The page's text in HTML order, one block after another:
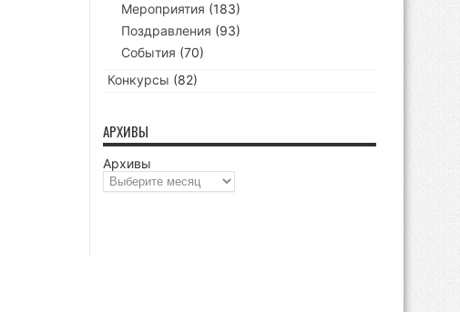
Мероприятия (183)
Поздравления (93)
События (70)
Конкурсы (82)
АРХИВЫ
Архивы